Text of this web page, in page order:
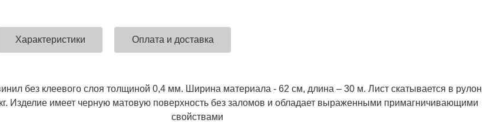
Характеристики Оплата и доставка
без клеевого слоя толщиной 0,4 мм. Ширина материала - 62 см, длина – 30 м. Лист скатывается в рулон
Изделие имеет черную матовую поверхность без заломов и обладает выраженными примагничивающими
свойствами